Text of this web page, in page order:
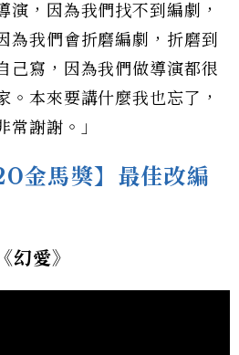
演，因為我們找不到編劇，
為我們會折磨編劇，折磨到
己寫，因為我們做導演都很
。本來要講什麼我也忘了，
常謝謝。」
金馬獎】最佳改編
幻愛》